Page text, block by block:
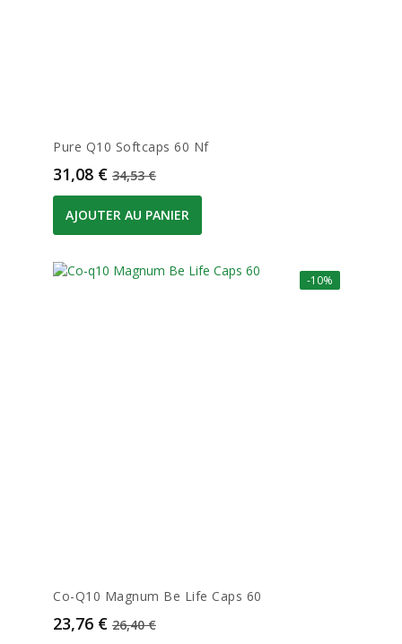
Pure Q10 Softcaps 60 Nf
Prix
31,08 € Prix de base
34,53 €
AJOUTER AU PANIER
-10%
Co-Q10 Magnum Be Life Caps 60
Prix
23,76 € Prix de base
26,40 €